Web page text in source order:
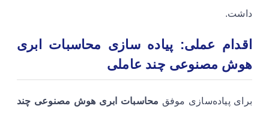
داشت.
اقدام عملی: پیاده سازی محاسبات ابری
هوش مصنوعی چند عاملی
برای پیاده‌سازی موفق محاسبات ابری هوش مصنوعی چند